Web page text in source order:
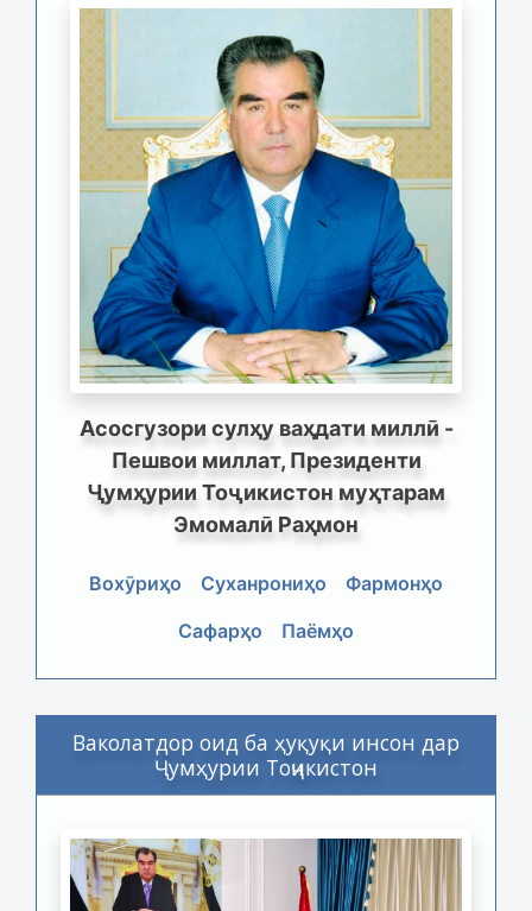
Асосгузори сулҳу ваҳдати миллӣ -
Пешвои миллат, Президенти
Ҷумҳурии Тоҷикистон муҳтарам
Эмомалӣ Раҳмон
Вохӯриҳо Суханрониҳо
Фармонҳо
Сафарҳо
Паёмҳо
Ваколатдор оид ба ҳуқуқи инсон дар
Ҷумҳурии Тоҷикистон